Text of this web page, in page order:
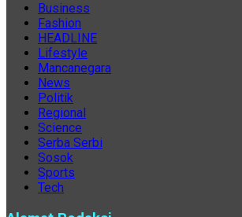
Business
Fashion
HEADLINE
Lifestyle
Mancanegara
News
Politik
Regional
Science
Serba Serbi
Sosok
Sports
Tech